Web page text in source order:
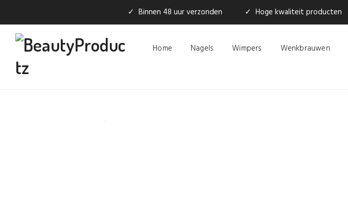
✓ Binnen 48 uur verzonden ✓ Hoge kwaliteit producten
Home Nagels Wimpers Wenkbrauwen